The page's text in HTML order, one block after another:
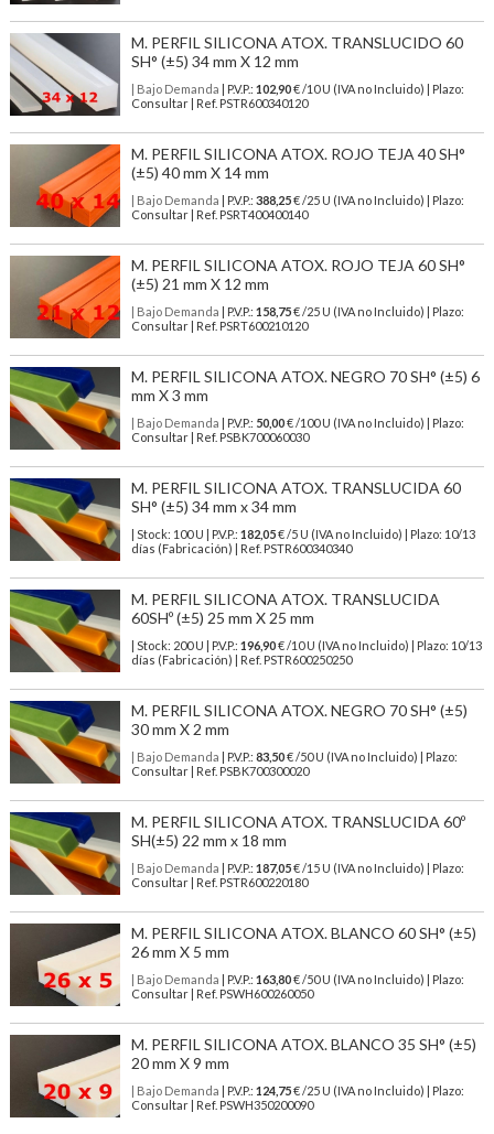
M. PERFIL SILICONA ATOX. TRANSLUCIDO 60
SH° (±5) 34 mm X 12 mm
| Bajo Demanda | P.V.P.: 102,90€ /10 U (IVA no Incluido) | Plazo:
Consultar | Ref. PSTR600340120
M. PERFIL SILICONA ATOX. ROJO TEJA 40 SH°
(±5) 40 mm X 14 mm
| Bajo Demanda | P.V.P.: 388,25€ /25 U (IVA no Incluido) | Plazo:
Consultar | Ref. PSRT400400140
M. PERFIL SILICONA ATOX. ROJO TEJA 60 SH°
(±5) 21 mm X 12 mm
| Bajo Demanda | P.V.P.: 158,75€ /25 U (IVA no Incluido) | Plazo:
Consultar | Ref. PSRT600210120
M. PERFIL SILICONA ATOX. NEGRO 70 SH° (±5) 6
mm X 3 mm
| Bajo Demanda | P.V.P.: 50,00€ /100 U (IVA no Incluido) | Plazo:
Consultar | Ref. PSBK700060030
M. PERFIL SILICONA ATOX. TRANSLUCIDA 60
SH° (±5) 34 mm x 34 mm
| Stock: 100 U | P.V.P.: 182,05€/5 U (IVA no Incluido)
| Plazo: 10/13
días (Fabricación) | Ref. PSTR600340340
M. PERFIL SILICONA ATOX. TRANSLUCIDA
60SHº (±5) 25 mm X 25 mm
| Stock: 200 U | P.V.P.: 196,90€/10 U (IVA no Incluido)
| Plazo: 10/13
días (Fabricación) | Ref. PSTR600250250
M. PERFIL SILICONA ATOX. NEGRO 70 SH° (±5)
30 mm X 2 mm
| Bajo Demanda | P.V.P.: 83,50€ /50 U (IVA no Incluido) | Plazo:
Consultar | Ref. PSBK700300020
M. PERFIL SILICONA ATOX. TRANSLUCIDA 60º
SH(±5) 22 mm x 18 mm
| Bajo Demanda | P.V.P.: 187,05€ /15 U (IVA no Incluido) | Plazo:
Consultar | Ref. PSTR600220180
M. PERFIL SILICONA ATOX. BLANCO 60 SH° (±5)
26 mm X 5 mm
| Bajo Demanda | P.V.P.: 163,80€ /50 U (IVA no Incluido) | Plazo:
Consultar | Ref. PSWH600260050
M. PERFIL SILICONA ATOX. BLANCO 35 SH° (±5)
20 mm X 9 mm
| Bajo Demanda | P.V.P.: 124,75€ /25 U (IVA no Incluido) | Plazo:
Consultar | Ref. PSWH350200090